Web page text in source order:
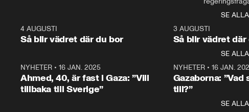
vi
kommentator My
Rohwedder ställer
utbildnings- och
Mohamsson till svars.
Rohwedder ställer
statsminister Ulf Kristersson
centrum i
avsnittet av
Makten”. Se
Aftonbladets
Rohwedder
Thand Ring
SE ALLA
4 AUGUSTI
Så blir vädret där du bor
3 AUGUSTI
Så blir vädret där
SE ALLA
NYHETER• 16 JAN. 2025
Ahmed, 40, är fast i Gaza: ”Vill
tillbaka till Sverige”
NYHETER• 16 JAN.
Gazaborna:
till?”
SE ALLA